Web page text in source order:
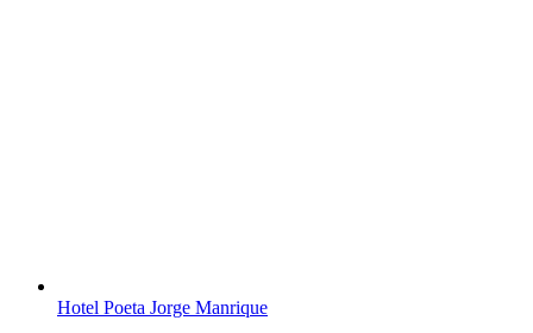
Hotel Poeta Jorge Manrique